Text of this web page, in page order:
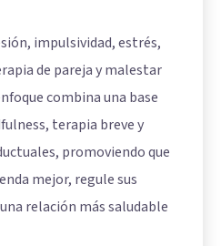
impulsividad, estrés,
de pareja y malestar
combina una base
terapia breve y
promoviendo que
mejor, regule sus
relación más saludable